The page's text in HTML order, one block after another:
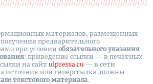
материалов, размещенных
предварительного
при условии обязательного указания
: приведение ссылки — в печатных
на cайт ulpressa.ru — в сети
источник или гиперссылка должны
текстового материала.